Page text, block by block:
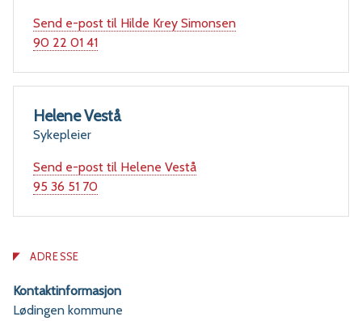
Send e-post til Hilde Krey Simonsen
Mobil
90 22 01 41
Helene Vestå
Sykepleier
Send e-post til Helene Vestå
Mobil
95 36 51 70
ADRESSE
Kontaktinformasjon
Lødingen kommune